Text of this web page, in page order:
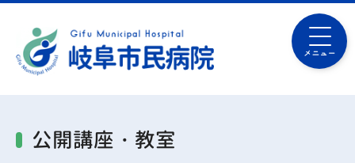
メニュー
公開講座・教室